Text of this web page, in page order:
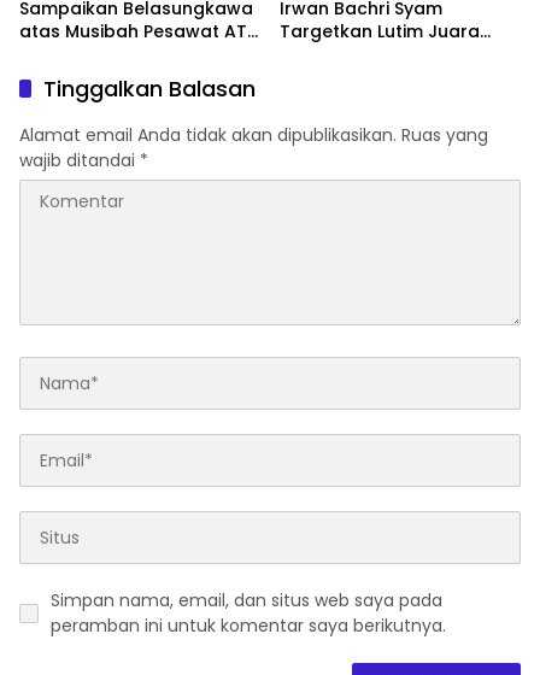
Sampaikan Belasungkawa
atas Musibah Pesawat ATR
Irwan Bachri Syam
Targetkan Lutim Juara
Tinggalkan Balasan
Alamat email Anda tidak akan dipublikasikan. Ruas yang
wajib ditandai *
Simpan nama, email, dan situs web saya pada
peramban ini untuk komentar saya berikutnya.